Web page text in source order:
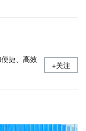
捷、高效
+关注